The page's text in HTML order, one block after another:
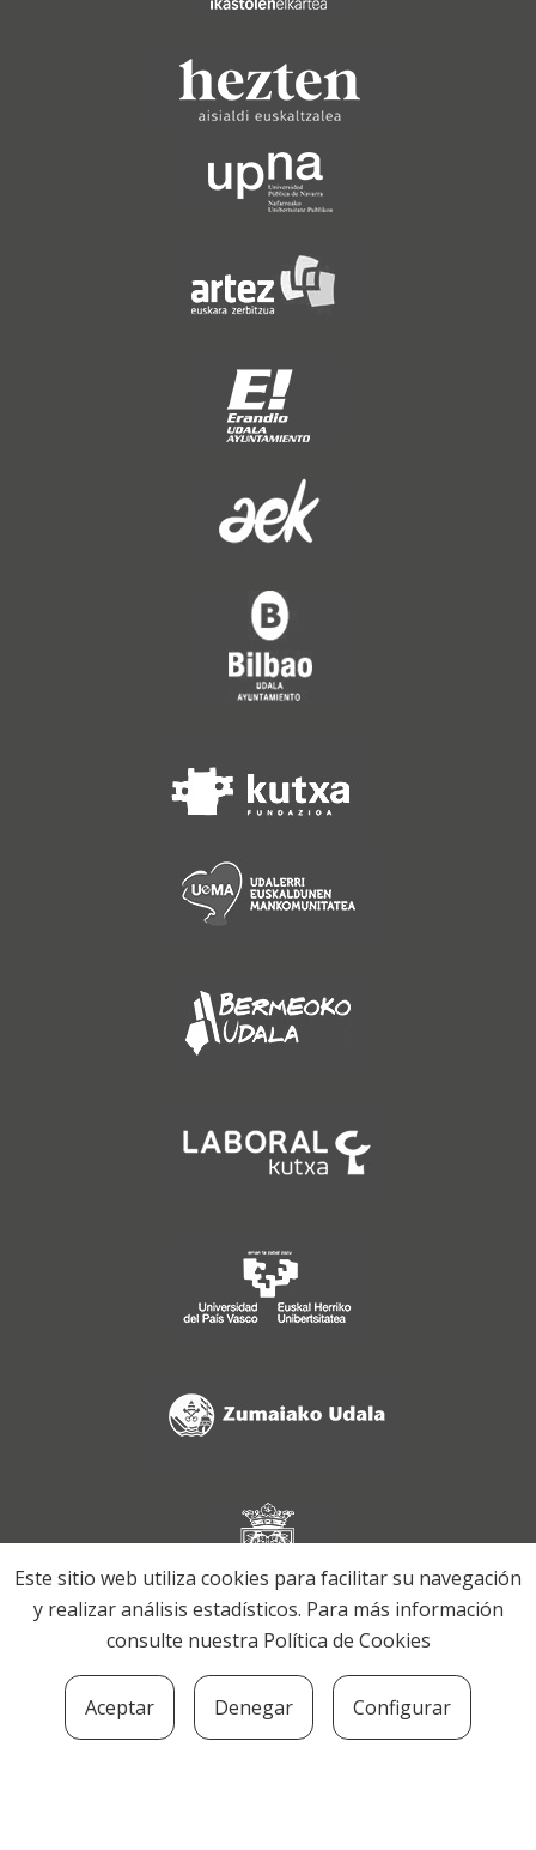
Este sitio web utiliza cookies para facilitar su navegación
y realizar análisis estadísticos. Para más información
consulte nuestra Política de Cookies
Aceptar Denegar Configurar